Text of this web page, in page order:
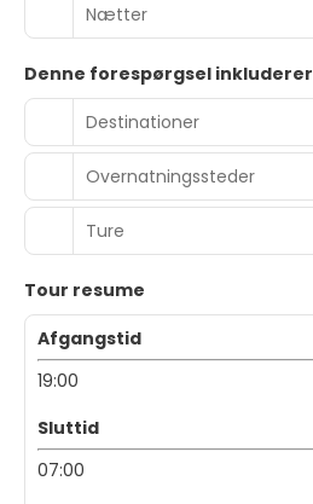
Nætter
Denne forespørgsel inkluderer
Destinationer
Overnatningssteder
Ture
Tour resume
Afgangstid
19:00
Sluttid
07:00